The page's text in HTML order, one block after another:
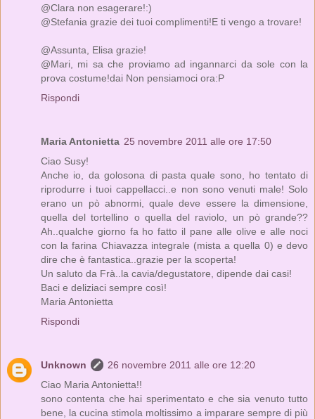
@Clara non esagerare!:)
@Stefania grazie dei tuoi complimenti!E ti vengo a trovare!
@Assunta, Elisa grazie!
@Mari, mi sa che proviamo ad ingannarci da sole con la
prova costume!dai Non pensiamoci ora:P
Rispondi
Maria Antonietta 25 novembre 2011 alle ore 17:50
Ciao Susy!
Anche io, da golosona di pasta quale sono, ho tentato di
riprodurre i tuoi cappellacci..e non sono venuti male! Solo
erano un pò abnormi, quale deve essere la dimensione,
quella del tortellino o quella del raviolo, un pò grande??
Ah..qualche giorno fa ho fatto il pane alle olive e alle noci
con la farina Chiavazza integrale (mista a quella 0) e devo
dire che è fantastica..grazie per la scoperta!
Un saluto da Frà..la cavia/degustatore, dipende dai casi!
Baci e deliziaci sempre così!
Maria Antonietta
Rispondi
Unknown
26 novembre 2011 alle ore 12:20
Ciao Maria Antonietta!!
sono contenta che hai sperimentato e che sia venuto tutto
bene, la cucina stimola moltissimo a imparare sempre di più